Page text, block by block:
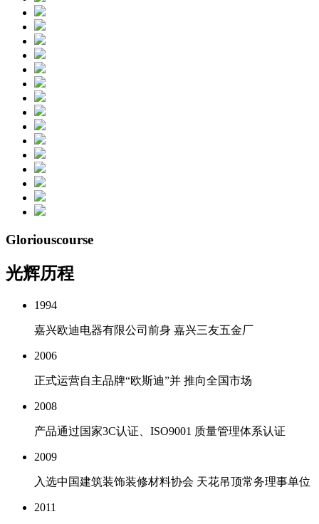
Gloriouscourse
光辉历程
1994
嘉兴欧迪电器有限公司前身 嘉兴三友五金厂
2006
正式运营自主品牌“欧斯迪”并 推向全国市场
2008
产品通过国家3C认证、ISO9001 质量管理体系认证
2009
入选中国建筑装饰装修材料协会 天花吊顶常务理事单位
2011